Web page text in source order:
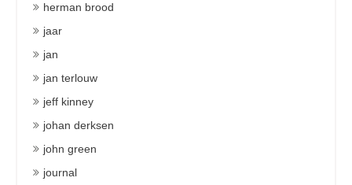
herman brood
jaar
jan
jan terlouw
jeff kinney
johan derksen
john green
journal